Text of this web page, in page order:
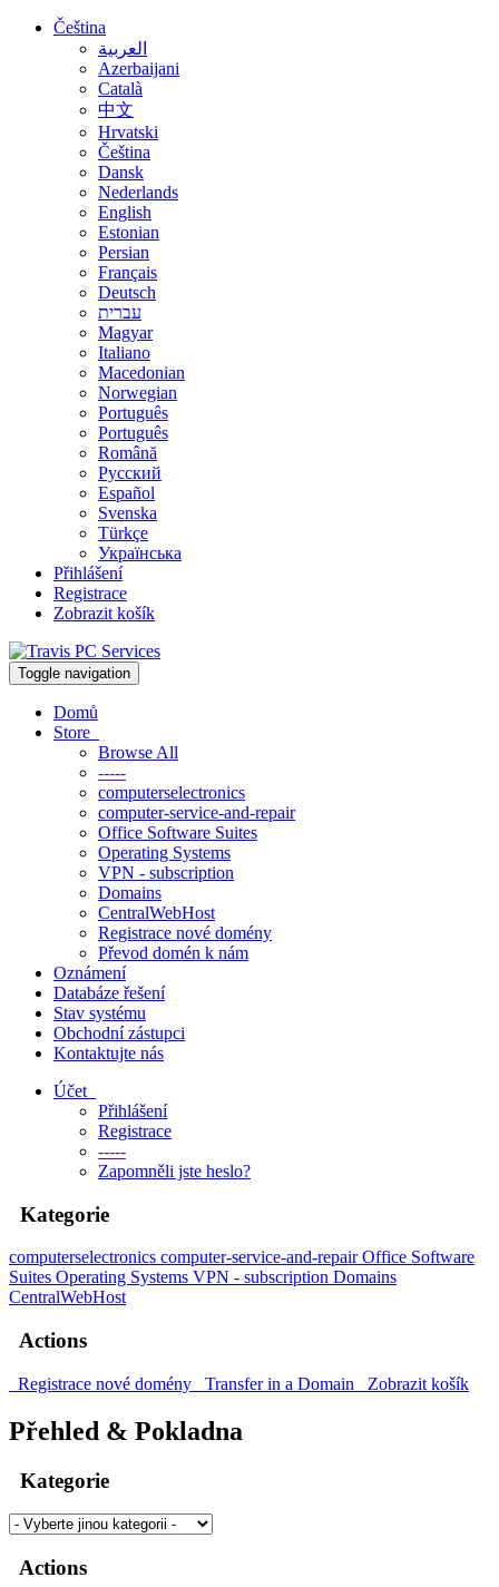
Čeština
العربية
Azerbaijani
Català
中文
Hrvatski
Čeština
Dansk
Nederlands
English
Estonian
Persian
Français
Deutsch
עברית
Magyar
Italiano
Macedonian
Norwegian
Português
Português
Română
Русский
Español
Svenska
Türkçe
Українська
Přihlášení
Registrace
Zobrazit košík
Toggle navigation
Domů
Store
Browse All
-----
computerselectronics
computer-service-and-repair
Office Software Suites
Operating Systems
VPN - subscription
Domains
CentralWebHost
Registrace nové domény
Převod domén k nám
Oznámení
Databáze řešení
Stav systému
Obchodní zástupci
Kontaktujte nás
Účet
Přihlášení
Registrace
-----
Zapomněli jste heslo?
Kategorie
computerselectronics computer-service-and-repairOffice Software
Suites Operating Systems VPN - subscription Domains
CentralWebHost
Actions
Registrace nové domény Transfer in a Domain Zobrazit košík
Přehled & Pokladna
Kategorie
Actions